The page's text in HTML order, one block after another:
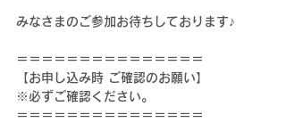
みなさまのご参加お待ちしております♪
＝＝＝＝＝＝＝＝＝＝＝＝＝＝＝
【お申し込み時 ご確認のお願い】
※必ずご確認ください。
＝＝＝＝＝＝＝＝＝＝＝＝＝＝＝